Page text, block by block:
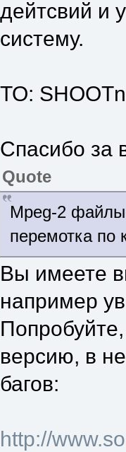
дейтсвий и
систему.
TO:
Спасибо за
Quote
Mpeg-2
перемотка
Вы имеете
например
версию, в
багов:
http://